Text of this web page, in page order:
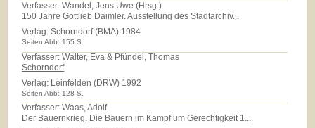
Verfasser: Wandel, Jens Uwe (Hrsg.)
150 Jahre Gottlieb Daimler. Ausstellung des Stadtarchiv...
Verlag:Schorndorf (BMA) 1984
Seiten Abb: 155 S.
Verfasser: Walter, Eva & Pfündel, Thomas
Schorndorf
Verlag: Leinfelden (DRW) 1992
Seiten Abb: 128 S.
Verfasser: Waas, Adolf
Der Bauernkrieg. Die Bauern im Kampf um Gerechtigkeit 1...